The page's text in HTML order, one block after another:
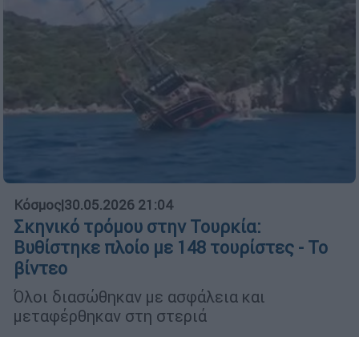
Κόσμος|30.05.2026 21:04
Σκηνικό τρόμου στην Τουρκία:
Βυθίστηκε πλοίο με 148 τουρίστες - Το
βίντεο
Όλοι διασώθηκαν με ασφάλεια και
μεταφέρθηκαν στη στεριά